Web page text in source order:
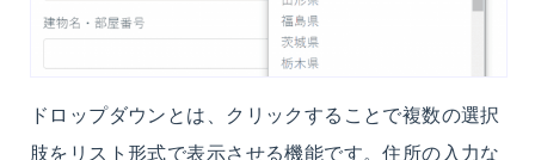
ドロップダウンとは、クリックすることで複数の選択
肢をリスト形式で表示させる機能です。住所の入力な